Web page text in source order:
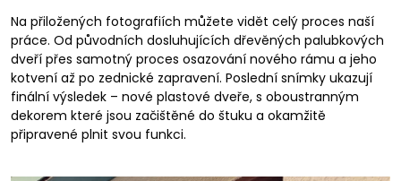
Na přiložených fotografiích můžete vidět celý proces naší
práce. Od původních dosluhujících dřevěných palubkových
dveří přes samotný proces osazování nového rámu a jeho
kotvení až po zednické zapravení. Poslední snímky ukazují
finální výsledek – nové plastové dveře, s oboustranným
dekorem které jsou začištěné do štuku a okamžitě
připravené plnit svou funkci.